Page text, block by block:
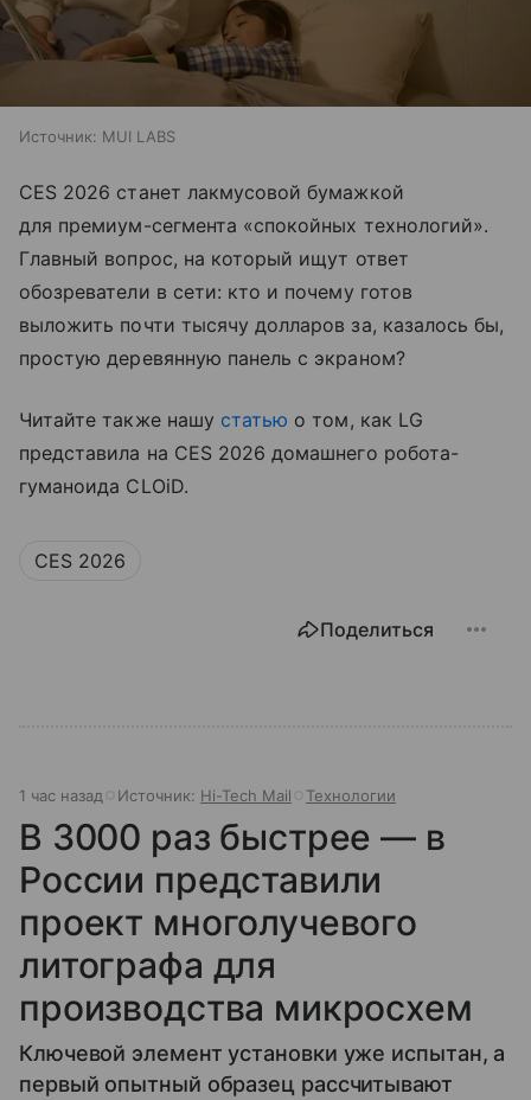
Источник: MUI LABS
CES 2026 станет лакмусовой бумажкой
для премиум-сегмента «спокойных технологий».
Главный вопрос, на который ищут ответ
обозреватели в сети: кто и почему готов
выложить почти тысячу долларов за, казалось бы,
простую деревянную панель с экраном?
Читайте также нашу статью о том, как LG
представила на CES 2026 домашнего робота-
гуманоида CLOiD.
CES 2026
Поделиться
1 час назад Источник: Hi-Tech Mail Технологии
В 3000 раз быстрее — в
России представили
проект многолучевого
литографа для
производства микросхем
Ключевой элемент установки уже испытан, а
первый опытный образец рассчитывают